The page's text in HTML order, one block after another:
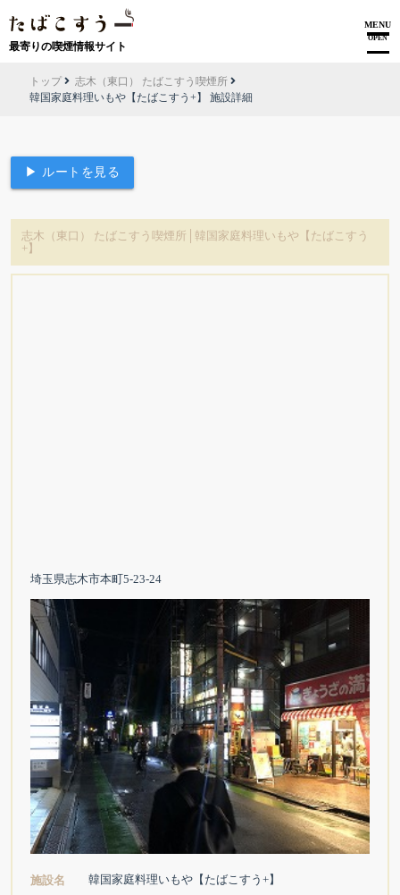
最寄りの喫煙情報サイト
MENU
OPEN
トップ
志木（東口） たばこすう喫煙所
韓国家庭料理いもや【たばこすう+】 施設詳細
▶ ルートを見る
志木（東口） たばこすう喫煙所│韓国家庭料理いもや【たばこすう
+】
埼玉県志木市本町5-23-24
施設名 韓国家庭料理いもや【たばこすう+】